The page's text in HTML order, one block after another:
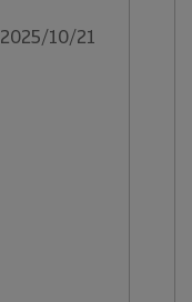
2025/10/21